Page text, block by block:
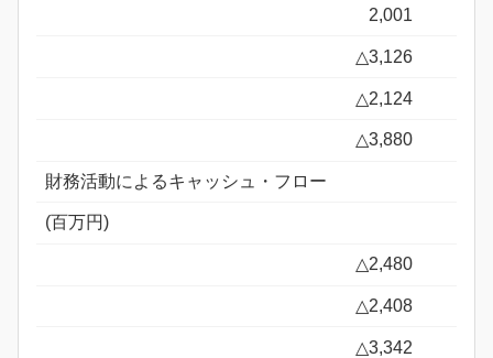
2,001
△3,126
△2,124
△3,880
財務活動によるキャッシュ・フロー
(百万円)
△2,480
△2,408
△3,342